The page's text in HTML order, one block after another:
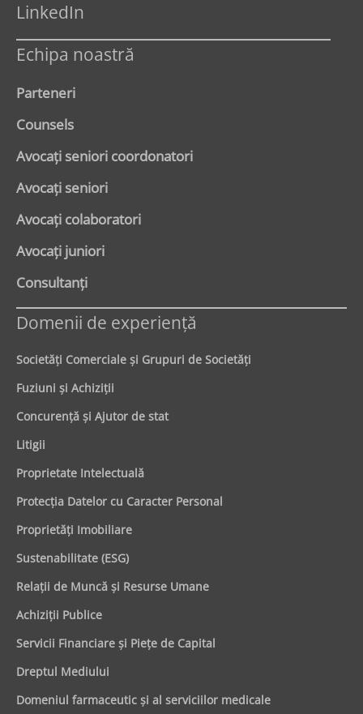
LinkedIn
Echipa noastră
Parteneri
Counsels
Avocaţi seniori coordonatori
Avocaţi seniori
Avocaţi colaboratori
Avocaţi juniori
Consultanți
Domenii de experienţă
Societăţi Comerciale şi Grupuri de Societăţi
Fuziuni şi Achiziţii
Concurenţă şi Ajutor de stat
Litigii
Proprietate Intelectuală
Protecţia Datelor cu Caracter Personal
Proprietăţi Imobiliare
Sustenabilitate (ESG)
Relaţii de Muncă şi Resurse Umane
Achiziţii Publice
Servicii Financiare şi Pieţe de Capital
Dreptul Mediului
Domeniul farmaceutic și al serviciilor medicale